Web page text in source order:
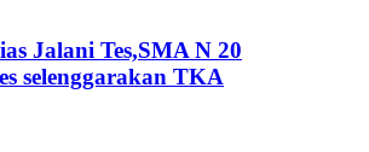
Jalani Tes,SMA N 20
selenggarakan TKA